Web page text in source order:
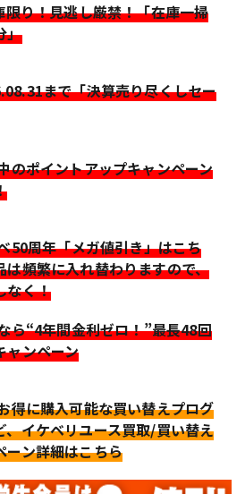
り！見逃し厳禁！「在庫一掃
」
まで「決算売り尽くしセー
のポイントアップキャンペーン
50周年「メガ値引き」はこち
は頻繁に入れ替わりますので、
なく！
ら“4年間金利ゼロ！”最長48回
ャンペーン
得に購入可能な買い替えプログ
、イケベリユース買取/買い替え
ーン詳細はこちら